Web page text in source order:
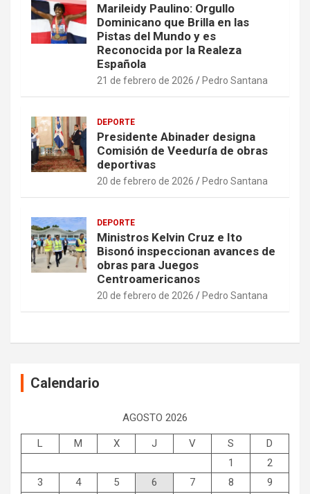
Marileidy Paulino: Orgullo
Dominicano que Brilla en las
Pistas del Mundo y es
Reconocida por la Realeza
Española
21 de febrero de 2026 Pedro Santana
DEPORTE
Presidente Abinader designa
Comisión de Veeduría de obras
deportivas
20 de febrero de 2026 Pedro Santana
DEPORTE
Ministros Kelvin Cruz e Ito
Bisonó inspeccionan avances de
obras para Juegos
Centroamericanos
20 de febrero de 2026 Pedro Santana
Calendario
AGOSTO 2026
L M X J V S
D
1
2
3
4 5 6 7 8
9